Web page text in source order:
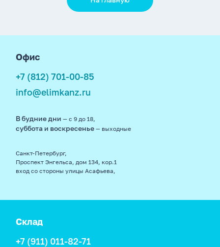
Офис
+7 (812) 701-00-85
info@elimkanz.ru
В будние дни — с 9 до 18,
суббота и воскресенье — выходные
Санкт-Петербург,
Проспект Энгельса, дом 134, кор.1
вход со стороны улицы Асафьева,
Склад
+7 (911) 011-82-71